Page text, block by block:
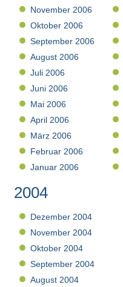
November 2006
Oktober 2006
September 2006
August 2006
Juli 2006
Juni 2006
Mai 2006
April 2006
März 2006
Februar 2006
Januar 2006
2004
Dezember 2004
November 2004
Oktober 2004
September 2004
August 2004